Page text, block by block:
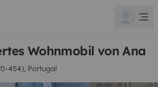
Wohnmobil von Ana
454), Portugal